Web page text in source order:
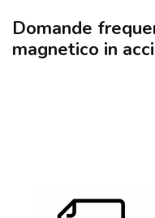
Domande
magnetico in